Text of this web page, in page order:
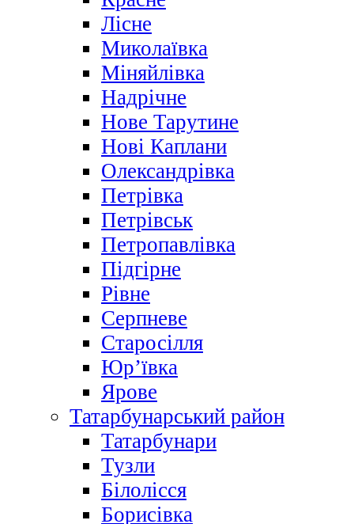
Лісне
Миколаївка
Міняйлівка
Надрічне
Нове Тарутине
Нові Каплани
Олександрівка
Петрівка
Петрівськ
Петропавлівка
Підгірне
Рівне
Серпневе
Старосілля
Юр’ївка
Ярове
Татарбунарський район
Татарбунари
Тузли
Білолісся
Борисівка